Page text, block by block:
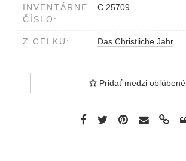
INVENTÁRNE
ČÍSLO:
C 25709
Z CELKU: Das Christliche Jahr
Pridať medzi obľúbené